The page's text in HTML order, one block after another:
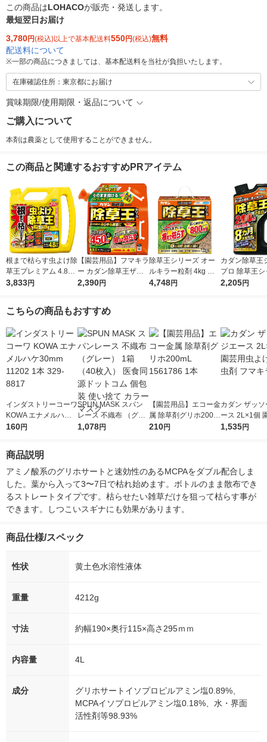
この商品はLOHACOが販売・発送します。
最短翌日お届け
3,780円(税込)以上で基本配送料550円(税込)無料
配送料について
※一部の商品につきましては、基本配送料を当社が負担いたします。
在庫確認住所：東京都にお届け
賞味期限/使用期限・返品について
ご購入について
本剤は農薬として使用することができません。
この商品と関連するおすすめPRアイテム
根まで枯らす虫よけ除
草王プレミアム 4.8L
フマキラー
3,833円
【園芸用品】フマキラ
ー カダン除草王ザッ
ソージエース エコパ
2,390円
除草王シリーズ オー
ルキラー粒剤 4kg フ
マキラー
4,748円
カダン除草王
プロ 除草王
2L フマキラー
2,205円
こちらの商品もおすすめ
インダストリーコーワ
KOWA エナメルハケ3
0mm 11202 1本 329-
160円
SPUN MASK スパン
レース 不織布 （グレ
ー） 1箱（40枚入）
1,078円
【園芸用品】エコー金
属 除草剤グリホ200m
L 1561786 1本
210円
カダン ザッ
ース 2L×1個
よけ・殺虫剤
1,535円
商品説明
アミノ酸系のグリホサートと速効性のあるMCPAをダブル配合しま
した。葉から入って3〜7日で枯れ始めます。ボトルのまま散布でき
るストレートタイプです。枯らせたい雑草だけを狙って枯らす事が
できます。しつこいスギナにも効果があります。
商品仕様/スペック
性状 黄土色水溶性液体
重量 4212g
寸法 約幅190×奥行115×高さ295ｍｍ
内容量 4L
成分
グリホサートイソプロピルアミン塩0.89%、
MCPAイソプロピルアミン塩0.18%、水・界面
活性剤等98.93%